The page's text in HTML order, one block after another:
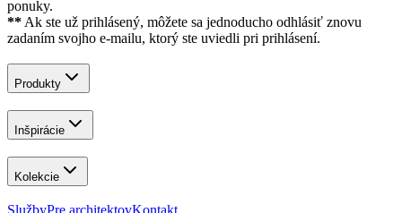
ponuky.
**Ak ste už prihlásený, môžete sa jednoducho odhlásiť znovu
zadaním svojho e-mailu, ktorý ste uviedli pri prihlásení.
Produkty
Inšpirácie
Kolekcie